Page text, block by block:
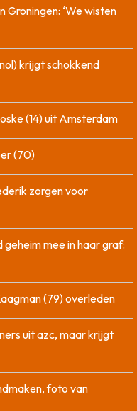
Groningen: ‘We wisten
krijgt schokkend
(14) uit Amsterdam
(70)
zorgen voor
mee in haar graf:
(79) overleden
uit azc, maar krijgt
foto van